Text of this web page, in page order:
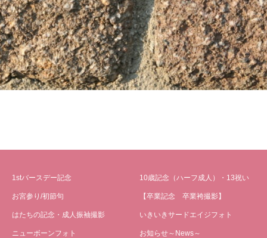
1stバースデー記念
お宮参り/初節句
はたちの記念・成人振袖撮影
ニューボーンフォト
10歳記念（ハーフ成人）・13祝い
【卒業記念 卒業袴撮影】
いきいきサードエイジフォト
お知らせ～News～